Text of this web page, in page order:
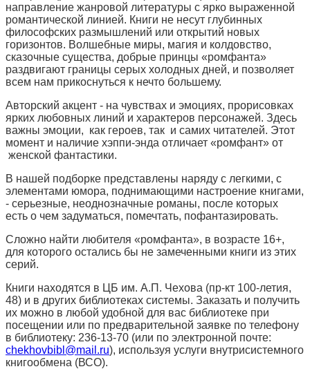
направление жанровой литературы с ярко выраженной
романтической линией. Книги не несут глубинных
философских размышлений или открытий новых
горизонтов. Волшебные миры, магия и колдовство,
сказочные существа, добрые принцы «ромфанта»
раздвигают границы серых холодных дней, и позволяет
всем нам прикоснуться к нечто большему.
Авторский акцент - на чувствах и эмоциях, прорисовках
ярких любовных линий и характеров персонажей. Здесь
важны эмоции, как героев, так и самих читателей. Этот
момент и наличие хэппи-энда отличает «ромфант» от
женской фантастики.
В нашей подборке представлены наряду с легкими, с
элементами юмора, поднимающими настроение книгами,
- серьезные, неоднозначные романы, после которых
есть о чем задуматься, помечтать, пофантазировать.
Сложно найти любителя «ромфанта», в возрасте 16+,
для которого остались бы не замеченными книги из этих
серий.
Книги находятся в ЦБ им. А.П. Чехова (пр-кт 100-летия,
48) и в других библиотеках системы. Заказать и получить
их можно в любой удобной для вас библиотеке при
посещении или по предварительной заявке по телефону
в библиотеку: 236-13-70 (или по электронной почте:
chekhovbibl@mail.ru), используя услуги внутрисистемного
книгообмена (ВСО).